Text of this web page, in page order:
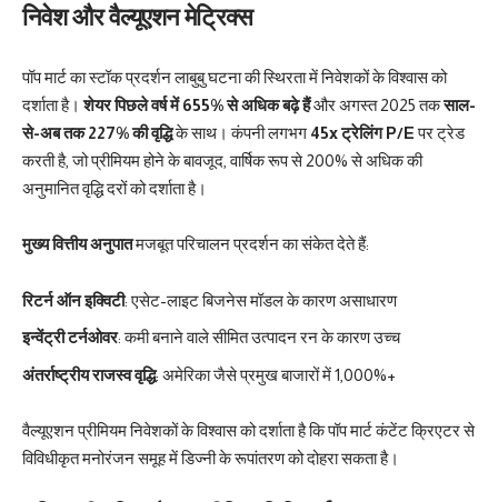
निवेश और वैल्यूएशन मेट्रिक्स
पॉप मार्ट का स्टॉक प्रदर्शन लाबुबु घटना की स्थिरता में निवेशकों के विश्वास को
दर्शाता है।शेयर पिछले वर्ष में 655% से अधिक बढ़े हैंऔर अगस्त 2025 तकसाल-
से-अब तक 227% की वृद्धिके साथ। कंपनी लगभग 45x ट्रेलिंग P/Eपर ट्रेड
करती है, जो प्रीमियम होने के बावजूद, वार्षिक रूप से 200% से अधिक की
अनुमानित वृद्धि दरों को दर्शाता है।
मुख्य वित्तीय अनुपातमजबूत परिचालन प्रदर्शन का संकेत देते हैं:
रिटर्न ऑन इक्विटी: एसेट-लाइट बिजनेस मॉडल के कारण असाधारण
इन्वेंट्री टर्नओवर: कमी बनाने वाले सीमित उत्पादन रन के कारण उच्च
अंतर्राष्ट्रीय राजस्व वृद्धि: अमेरिका जैसे प्रमुख बाजारों में 1,000%+
वैल्यूएशन प्रीमियम निवेशकों के विश्वास को दर्शाता है कि पॉप मार्ट कंटेंट क्रिएटर से
विविधीकृत मनोरंजन समूह में डिज्नी के रूपांतरण को दोहरा सकता है।